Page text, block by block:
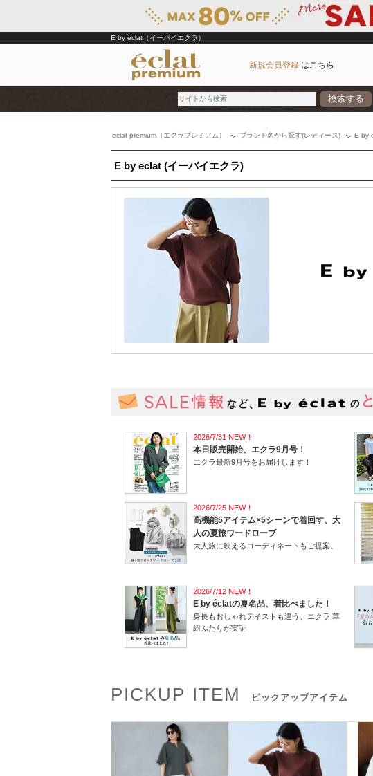
E by eclat（イーバイエクラ）
新規会員登録 はこちら
検索する
ブランド
カテゴリ
雑誌掲載アイテム
お気に入り
ランキング
特集
雑誌･書籍(一緒に買うと送料無料)
定期購読
eclat premium（エクラプレミアム） ブランド名から探す(レディース) E by
E by eclat (イーバイエクラ)
2026/7/31 NEW！
本日販売開始、エクラ9月号！
エクラ最新9月号をお届けします！
2026/7/25 NEW！
高機能5アイテム×5シーンで着回す、大
人の夏旅ワードローブ
大人旅に映えるコーディネートもご提案。
2026/7/12 NEW！
E by éclatの夏名品、着比べました！
身長もおしゃれテイストも違う、エクラ 華
組ふたりが実証
PICKUP ITEM ピックアップアイテム